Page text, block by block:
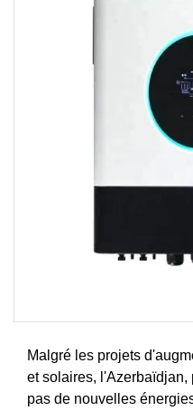
Malgré les projets
et solaires, l'Azerbaïdjan,
pas de nouvelles